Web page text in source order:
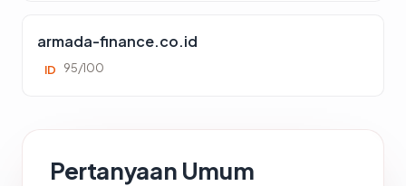
armada-finance.co.id
ID 95/100
Pertanyaan Umum